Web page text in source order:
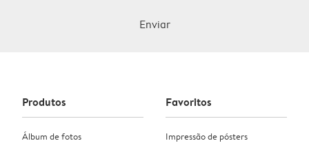
Enviar
Produtos
Álbum de fotos
Favoritos
Impressão de pósters